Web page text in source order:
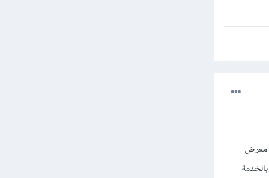
معرض